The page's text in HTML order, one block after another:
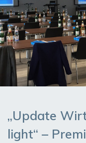
„Update
light“ –